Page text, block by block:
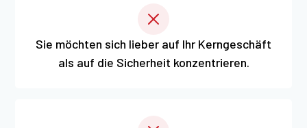
Sie möchten sich lieber auf Ihr Kerngeschäft
als auf die Sicherheit konzentrieren.